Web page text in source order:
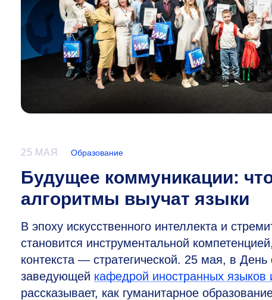
25 МАЯ Образование
Будущее коммуникации:
алгоритмы выучат языки
В эпоху искусственного интеллекта и
становится инструментальной
контекста — стратегической. 25 мая, в
заведующей кафедрой иностранных языков
рассказывает, как гуманитарное